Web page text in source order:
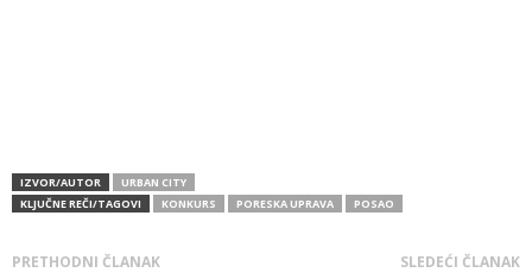
IZVOR/AUTOR
URBAN CITY
KLJUČNE REČI/TAGOVI
KONKURS PORESKA UPRAVA POSAO
PRETHODNI ČLANAK SLEDEĆI ČLANAK